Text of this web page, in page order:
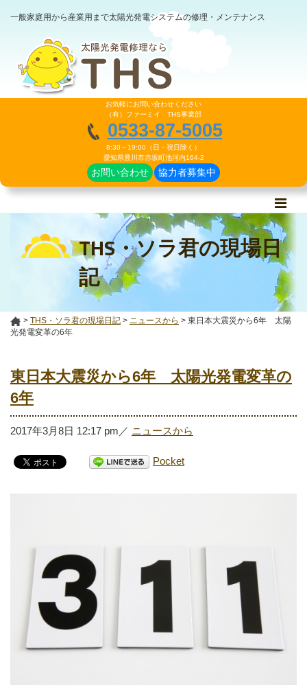
一般家庭用から産業用まで太陽光発電システムの修理・メンテナンス
お気軽にお問い合わせください
（有）ファーミイ THS事業部
0533-87-5005
8:30～19:00（日・祝日除く）
愛知県豊川市赤坂町池河内164-2
お問い合わせ 協力者募集中
THS・ソラ君の現場日
記
> THS・ソラ君の現場日記 > ニュースから > 東日本大震災から6年 太陽
光発電変革の6年
東日本大震災から6年 太陽光発電変革の
6年
2017年3月8日 12:17 pm ／ ニュースから
Pocket